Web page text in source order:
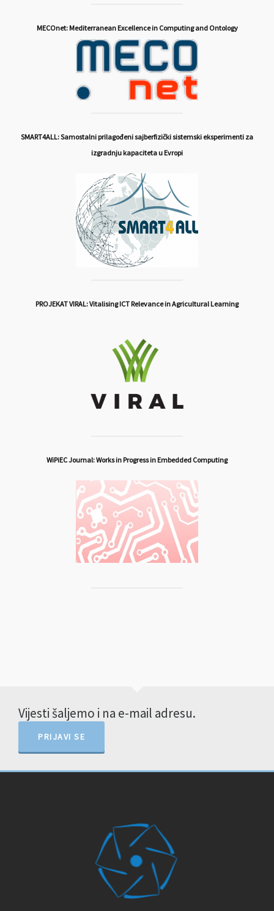
MECOnet: Mediterranean Excellence in Computing and Ontology
SMART4ALL: Samostalni prilagođeni sajberfizički sistemski eksperimenti za
izgradnju kapaciteta u Evropi
PROJEKAT VIRAL: Vitalising ICT Relevance in Agricultural Learning
WiPiEC Journal: Works in Progress in Embedded Computing
Vijesti šaljemo i na e-mail adresu.
PRIJAVI SE